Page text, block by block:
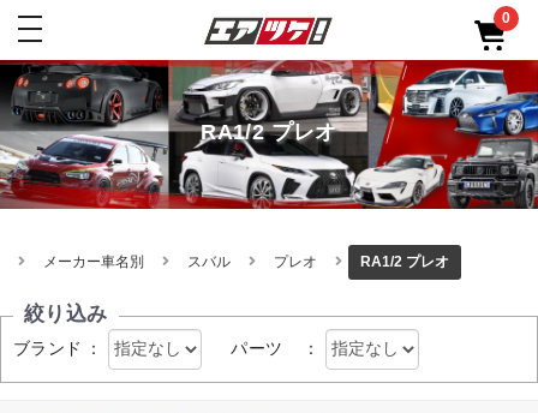
toggle
0
RA1/2 プレオ
メーカー車名別 スバル プレオ RA1/2 プレオ
絞り込み
ブランド ： パーツ ：